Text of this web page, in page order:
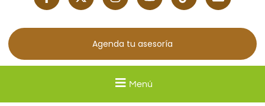
Agenda tu asesoría
Menú